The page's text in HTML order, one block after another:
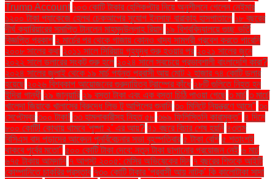
Trump Account ১০৩ কোটি টাকার হেলিকপ্টার নিয়ে অনুশীলনে গেলেন নেইমার
১২০০ টাকা প্যাকেজে হেলথ চেকআপের সুযোগ ইনসাফ বারাকাহ হাসপাতালে ১৮ বছরের
দীর্ঘ ক্যারিয়ারের সমাপ্তি টানলেন মাহমুদউল্লাহ রিয়াদ ১৯ বিশ্ববিদ্যালয়ে গুচ্ছ ভর্তি
বিজ্ঞপ্তি প্রকাশ ২ মার্চের পর থেকে গাজায় কোনও খাদ্য সামগ্রী প্রবেশ করতে পারেনি
২০০৮ সালের কথা ২০১১ সালে সিরিয়ায় গৃহযুদ্ধ শুরু হওয়ার পর ২০২১ সালের জুনে
২০২২ সালে ডলারের সংকট শুরু হলে ২০২৪ সালে সবচেয়ে প্রভাবশালী বাংলাদেশি কারা?
২০২৪ সালের জুলাই থেকে ১৯ মার্চ পর্যন্ত প্রবাসী আয় মোট ২ হাজার ৭৪ কোটি ডলার
হয়েছে ২০২৬ বিশ্বকাপ আয়োজনের গুরুদায়িত্ব ট্রাম্পের কাঁধে ২৮টি গুলিতে নিহত হন
ইন্দিরা গান্ধী ২৯ জানুয়ারি ২৯ বস্তা টাকা এবং এক বস্তা চিঠি পাওয়া গেছে ৩ মার্চ ৩ মার্চে
খালেদা জিয়াকে খালাসের বিরুদ্ধে লিভ টু আপিলের শুনানি ৩০ মিনিটে নিয়ন্ত্রণে আসে" ৩০
সেপ্টেম্বর ৩০০ টাকা! ৩৩ হামলাকারীসহ নিহত ৫৮ ৩৬৯ ফিলিস্তিনি কারামুক্ত" ৪ দিনে
৮০০ কোটি! কোথায় থামবে 'পুষ্পা ২' এর আয়? ৪১ বছরে বিচার শেষ হয়নি ৪৩তম
বিসিএস বাদ পড়াদের আবেদন পুনর্বিবেচনার সভা বৃহস্পতিবার ৫ টাকা বেশি ৫ শতাংশই
থাকবে পূর্বের মতো" ৫০০ কোটি টাকা দেবে: নতুন টাকা ছাপানোর প্রয়োজন নেই ৬ মার্চ
৬৭৫ টাকায় আমদানি ৭ আগস্ট ২০০৫: মেসির অভিষেকের দিন ৭ বছরের শিশুকে আইটি
কোম্পানিতে চাকরির প্রস্তাব ৭৩০ কোটি টাকার ‘প্রবাসী আয় নাটক’ কি কালোটাকা সাদা